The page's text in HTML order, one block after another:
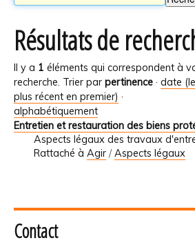
Résultats de
Il y a 1 éléments qui correspondent à
recherche. Trier par pertinence · date (le
plus récent en premier) ·
alphabétiquement
Entretien et restauration des biens
Aspects légaux des travaux
Rattaché à Agir /Aspects légaux
Contact